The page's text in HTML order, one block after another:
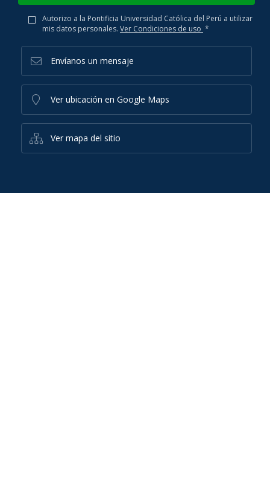
Autorizo a la Pontificia Universidad Católica del Perú a utilizar
mis datos personales. Ver Condiciones de uso *
Envíanos un mensaje
Ver ubicación en Google Maps
Ver mapa del sitio